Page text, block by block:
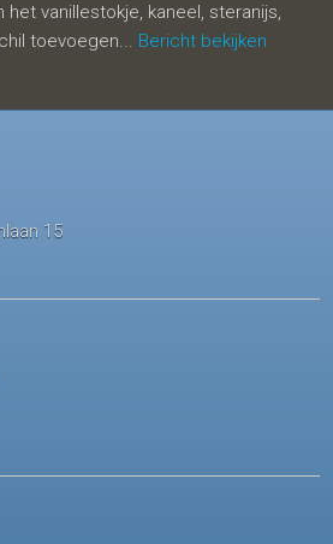
vanillestokje, kaneel, steranijs,
toevoegen... Bericht bekijken
15